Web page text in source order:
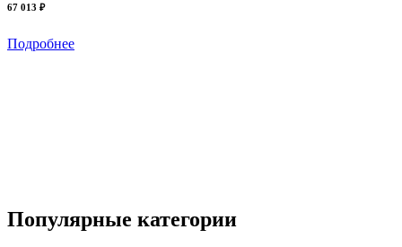
67 013 ₽
Подробнее
Популярные категории